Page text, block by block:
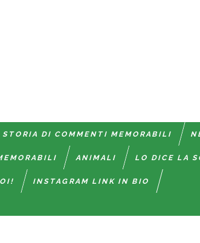
STORIA DI COMMENTI MEMORABILI
ANIMALI LO DICE LA
INSTAGRAM LINK IN BIO